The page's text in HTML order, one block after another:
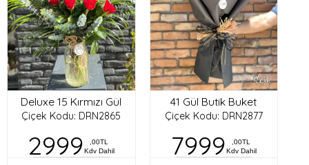
Deluxe 15 Kırmızı Gül
Çiçek Kodu: DRN2865
2999
,00TL
Kdv Dahil
41 Gül Butik Buket
Çiçek Kodu: DRN2877
7999
,00TL
Kdv Dahil